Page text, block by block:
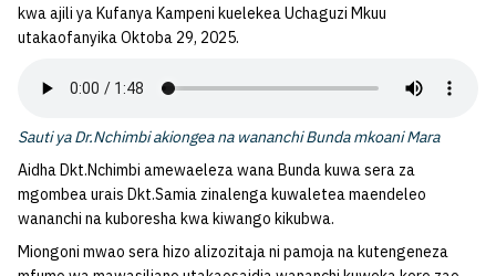
kwa ajili ya Kufanya Kampeni kuelekea Uchaguzi Mkuu
utakaofanyika Oktoba 29, 2025.
Sauti ya Dr.Nchimbi akiongea na wananchi Bunda mkoani Mara
Aidha Dkt.Nchimbi amewaeleza wana Bunda kuwa sera za
mgombea urais Dkt.Samia zinalenga kuwaletea maendeleo
wananchi na kuboresha kwa kiwango kikubwa.
Miongoni mwao sera hizo alizozitaja ni pamoja na kutengeneza